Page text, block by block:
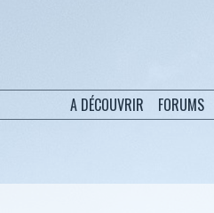
A DÉCOUVRIR FORUMS